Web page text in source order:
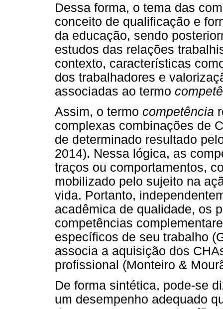
Dessa forma, o tema das
conceito de qualificação e
da educação, sendo
estudos das relações
contexto, características
dos trabalhadores e
associadas ao termo
Assim, o termo competência
complexas combinações de
de determinado resultado
2014). Nessa lógica, as
traços ou comportamentos,
mobilizado pelo sujeito na
vida. Portanto,
acadêmica de qualidade, os
competências
específicos de seu trabalho
associa a aquisição dos
profissional (Monteiro &
De forma sintética, pode-se
um desempenho adequado